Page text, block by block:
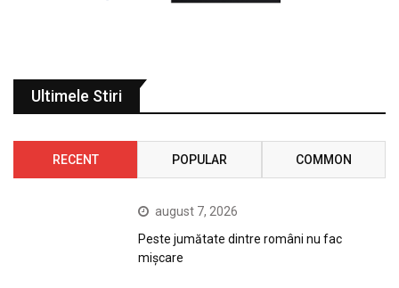
Ultimele Stiri
RECENT POPULAR COMMON
august 7, 2026
Peste jumătate dintre români nu fac
mișcare